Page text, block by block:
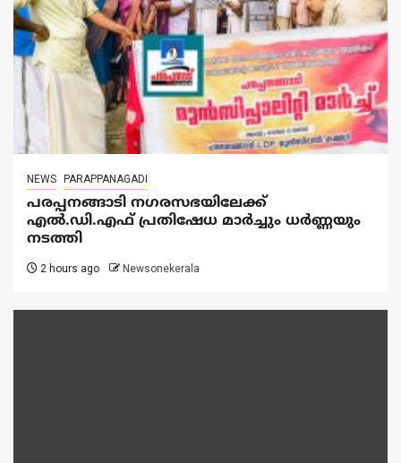
NEWS PARAPPANAGADI
പരപ്പനങ്ങാടി നഗരസഭയിലേക്ക്
എൽ.ഡി.എഫ് പ്രതിഷേധ മാർച്ചും ധർണ്ണയും
നടത്തി
2 hours ago Newsonekerala